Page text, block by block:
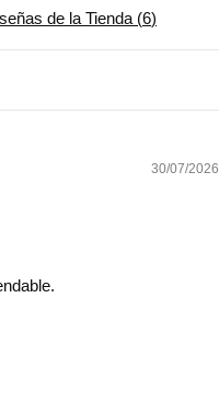
de la Tienda (6)
30/07/2026